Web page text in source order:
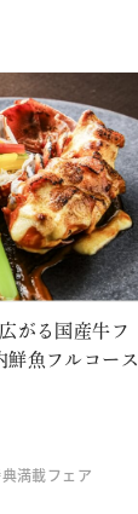
がる国産牛フ
魚フルコース
満載フェア